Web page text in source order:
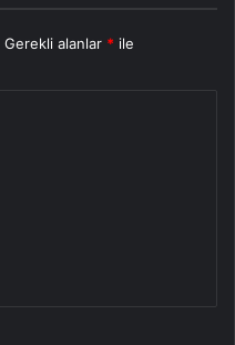
Gerekli alanlar * ile